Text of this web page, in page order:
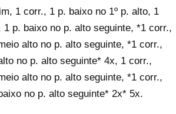
1 corr., 1 p. baixo no 1º p. alto, 1
p. baixo no p. alto seguinte, *1 corr.,
alto no p. alto seguinte, *1 corr.,
no p. alto seguinte* 4x, 1 corr.,
alto no p. alto seguinte, *1 corr.,
no p. alto seguinte* 2x* 5x.